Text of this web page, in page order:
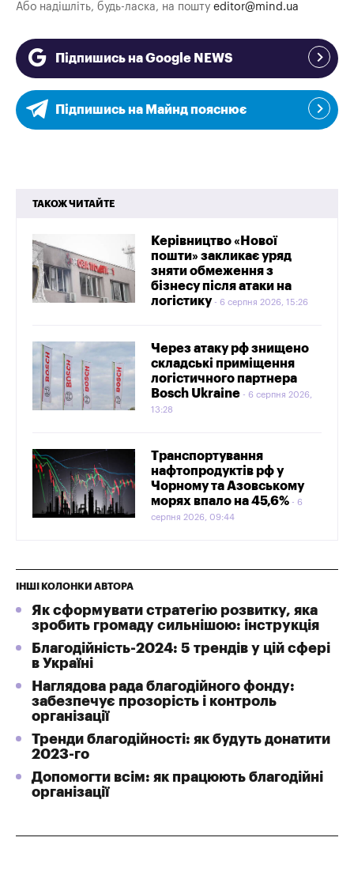
Або надішліть, будь-ласка, на пошту editor@mind.ua
Підпишись на Google NEWS
Підпишись на Майнд пояснює
ТАКОЖ ЧИТАЙТЕ
Керівництво «Нової
пошти» закликає уряд
зняти обмеження з
бізнесу після атаки на
логістику
6 серпня 2026, 15:26
Через атаку рф знищено
складські приміщення
логістичного партнера
Bosch Ukraine
6 серпня 2026,
13:28
Транспортування
нафтопродуктів рф у
Чорному та Азовському
морях впало на 45,6%
6
серпня 2026, 09:44
ІНШІ КОЛОНКИ АВТОРА
Як сформувати стратегію розвитку, яка
зробить громаду сильнішою: інструкція
Благодійність-2024: 5 трендів у цій сфері
в Україні
Наглядова рада благодійного фонду:
забезпечує прозорість і контроль
організації
Тренди благодійності: як будуть донатити
2023-го
Допомогти всім: як працюють благодійні
організації